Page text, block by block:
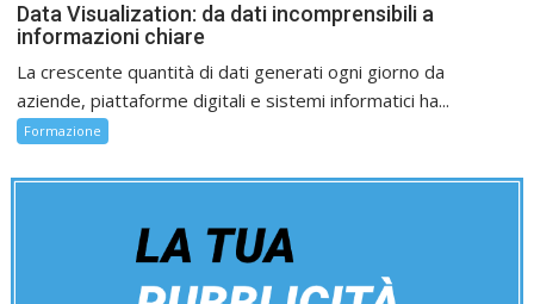
Data Visualization: da dati incomprensibili a
informazioni chiare
La crescente quantità di dati generati ogni giorno da
aziende, piattaforme digitali e sistemi informatici ha...
Formazione